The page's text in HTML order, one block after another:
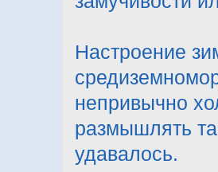
Настроение
непривычно
размышлять
удавалось.